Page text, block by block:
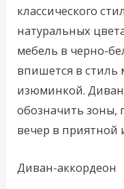
классического
натуральных
мебель в черно-
впишется в стиль
изюминкой.
обозначить зоны,
вечер в приятной
Диван-аккордеон